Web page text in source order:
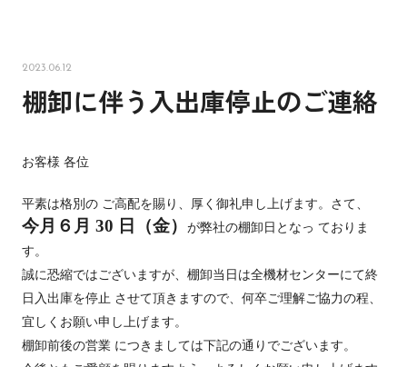
2023.06.12
棚卸に伴う入出庫停止のご連絡
お客様 各位
平素は格別の ご高配を賜り、厚く御礼申し上げます。 さて、
今月６月 30 日（金）
が弊社の棚卸日となっ ておりま
す。
誠に恐縮ではございますが、棚卸当日は全機材センターにて終
日入出庫を停止 させて頂きますので、 何卒ご理解ご協力の程、
宜しくお願い申し上げます。
棚卸前後の営業 につきましては下記の通りでございます。